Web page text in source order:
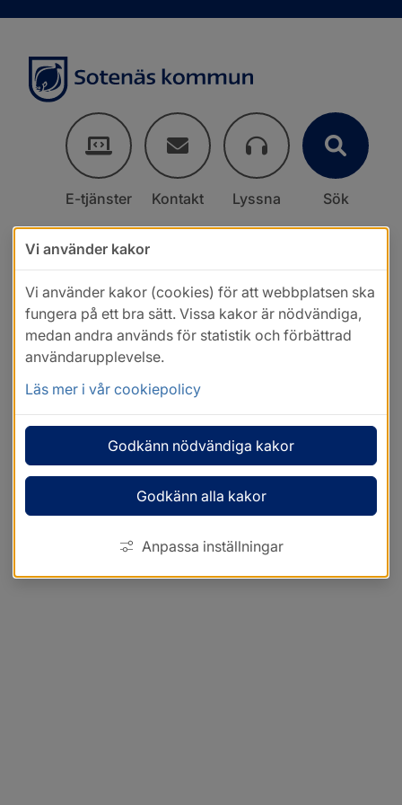
E-tjänster Kontakt Lyssna Sök
Vi använder kakor
Vi använder kakor (cookies) för att webbplatsen ska
fungera på ett bra sätt. Vissa kakor är nödvändiga,
medan andra används för statistik och förbättrad
användarupplevelse.
Läs mer i vår cookiepolicy
Godkänn nödvändiga kakor
Godkänn alla kakor
Anpassa inställningar